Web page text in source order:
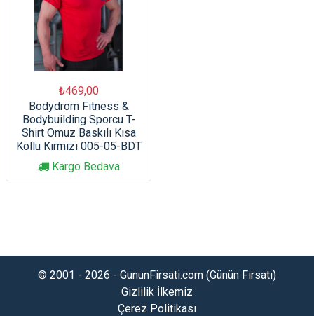
₺469,00
Bodydrom Fitness &
Bodybuilding Sporcu T-
Shirt Omuz Baskılı Kısa
Kollu Kırmızı 005-05-BDT
Kargo Bedava
© 2001 - 2026 - GununFirsati.com (Günün Fırsatı)
Gizlilik İlkemiz
Çerez Politikası